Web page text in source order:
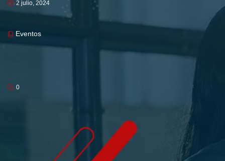
2 julio, 2024
Eventos
0